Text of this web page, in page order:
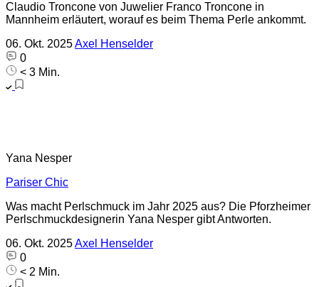
Claudio Troncone von Juwelier Franco Troncone in
Mannheim erläutert, worauf es beim Thema Perle ankommt.
06. Okt. 2025Axel Henselder
0
< 3 Min.
Yana Nesper
Pariser Chic
Was macht Perlschmuck im Jahr 2025 aus? Die Pforzheimer
Perlschmuckdesignerin Yana Nesper gibt Antworten.
06. Okt. 2025Axel Henselder
0
< 2 Min.